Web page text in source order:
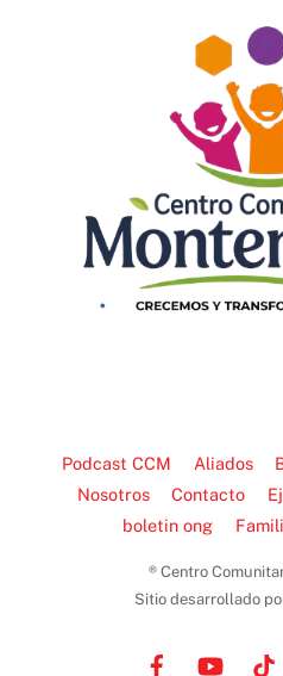
Podcast CCM Aliados
Nosotros
Contacto
boletin ong
® Centro
Sitio desarrollado